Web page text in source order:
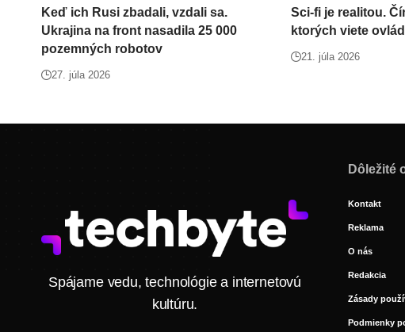
Keď ich Rusi zbadali, vzdali sa.
Ukrajina na front nasadila 25 000
pozemných robotov
27. júla 2026
Sci-fi je realitou.
ktorých viete
21. júla 2026
Spájame vedu, technológie a internetovú
kultúru.
Dôležité
Kontakt
Reklama
O nás
Redakcia
Zásady
Podmienky